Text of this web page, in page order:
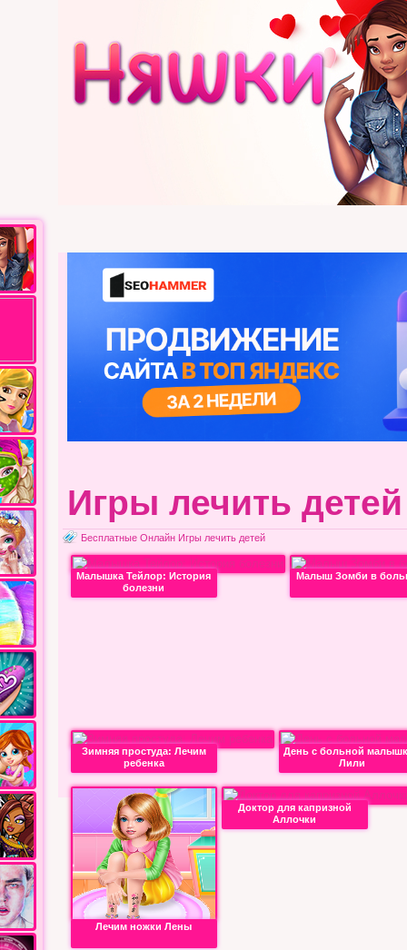
Игры лечить детей
Бесплатные Онлайн Игры лечить детей
Малышка Тейлор: История
болезни
Малыш Зомби в
Зимняя простуда: Лечим
ребенка
День с больной
Лили
Лечим ножки Лены
Доктор для капризной
Аллочки